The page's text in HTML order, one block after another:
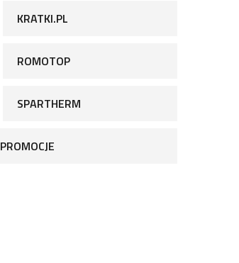
KRATKI.PL
ROMOTOP
SPARTHERM
PROMOCJE